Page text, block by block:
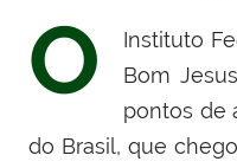
O Instituto
Bom
pontos de
do Brasil, que